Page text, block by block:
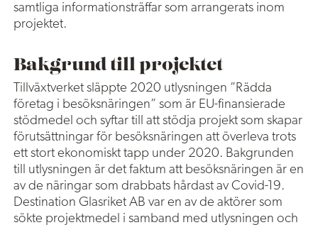
samtliga informationsträffar som arrangerats inom
projektet.
Bakgrund till projektet
Tillväxtverket släppte 2020 utlysningen ”Rädda
företag i besöksnäringen” som är EU-finansierade
stödmedel och syftar till att stödja projekt som skapar
förutsättningar för besöksnäringen att överleva trots
ett stort ekonomiskt tapp under 2020. Bakgrunden
till utlysningen är det faktum att besöksnäringen är en
av de näringar som drabbats hårdast av Covid-19.
Destination Glasriket AB var en av de aktörer som
sökte projektmedel i samband med utlysningen och